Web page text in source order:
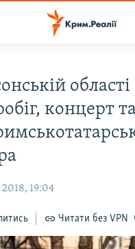
концерт
19:04
Читати без VPN